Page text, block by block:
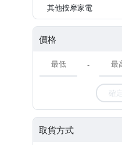
其他按摩家電
價格
-
確定
取貨方式